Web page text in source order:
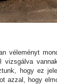
véleményt
hogy ez
azzal, hogy